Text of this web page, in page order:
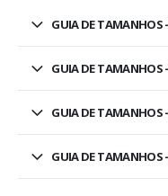
GUIA DE TAMANHOS
GUIA DE TAMANHOS
GUIA DE TAMANHOS
GUIA DE TAMANHOS